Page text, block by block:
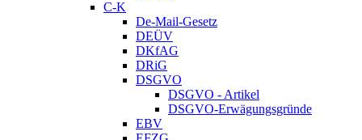
C-K
De-Mail-Gesetz
DEÜV
DKfAG
DRiG
DSGVO
DSGVO - Artikel
DSGVO-Erwägungsgründe
EBV